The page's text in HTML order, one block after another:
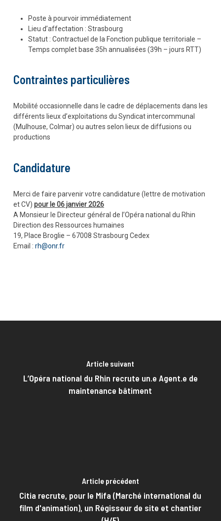
Poste à pourvoir immédiatement
Lieu d’affectation : Strasbourg
Statut : Contractuel de la Fonction publique territoriale –
Temps complet base 35h annualisées (39h – jours RTT)
Contraintes particulières
Mobilité occasionnelle dans le cadre de déplacements dans les
différents lieux d’exploitations du Syndicat intercommunal
(Mulhouse, Colmar) ou autres selon lieux de diffusions ou
productions
Candidature
Merci de faire parvenir votre candidature (lettre de motivation
et CV) pour le 06 janvier 2026
A Monsieur le Directeur général de l’Opéra national du Rhin
Direction des Ressources humaines
19, Place Broglie – 67008 Strasbourg Cedex
Email : rh@onr.fr
Article suivant
L’Opéra national du Rhin recrute un.e Agent.e de
maintenance bâtiment
Article précédent
Citia recrute, pour le Mifa (Marché international du
film d'animation), un Régisseur de site et chantier